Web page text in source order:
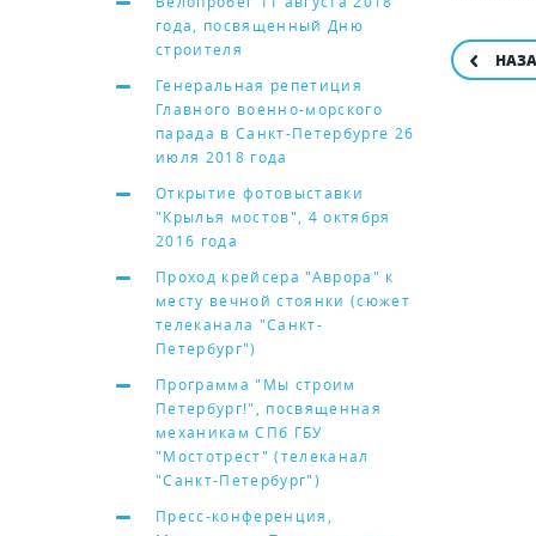
года, посвященный Дню
строителя
Генеральная репетиция
Главного военно-морского
парада в Санкт-Петербурге 26
июля 2018 года
Открытие фотовыставки
"Крылья мостов", 4 октября
2016 года
Проход крейсера "Аврора" к
месту вечной стоянки (сюжет
телеканала "Санкт-
Петербург")
Программа "Мы строим
Петербург!", посвященная
механикам СПб ГБУ
"Мостотрест" (телеканал
"Санкт-Петербург")
Пресс-конференция,